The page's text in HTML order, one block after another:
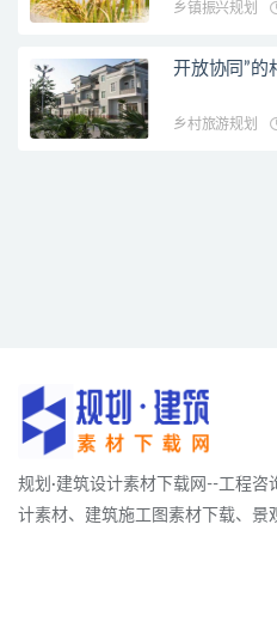
乡镇振兴规划
开放协同”的
乡村旅游规划
规划·建筑设计素材下载网--工程咨
计素材、建筑施工图素材下载、景